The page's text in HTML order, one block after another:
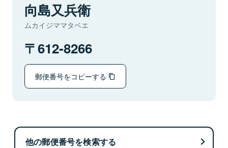
向島又兵衛
ムカイジママタベエ
612-8266
郵便番号をコピーする
他の郵便番号を検索する